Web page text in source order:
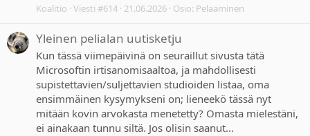
Koalitio Viesti #614 21.06.2026 Osio: Pelaaminen
Yleinen pelialan uutisketju
Kun tässä viimepäivinä on seuraillut sivusta tätä
Microsoftin irtisanomisaaltoa, ja mahdollisesti
supistettavien/suljettavien studioiden listaa, oma
ensimmäinen kysymykseni on; lieneekö tässä nyt
mitään kovin arvokasta menetetty? Omasta mielestäni,
ei ainakaan tunnu siltä. Jos olisin saanut...